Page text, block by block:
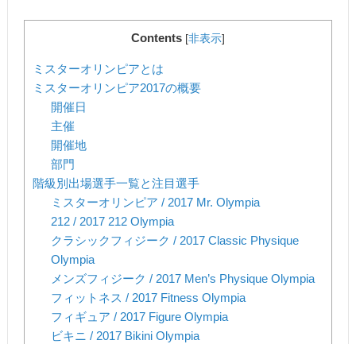
Contents [非表示]
ミスターオリンピアとは
ミスターオリンピア2017の概要
開催日
主催
開催地
部門
階級別出場選手一覧と注目選手
ミスターオリンピア / 2017 Mr. Olympia
212 / 2017 212 Olympia
クラシックフィジーク / 2017 Classic Physique
Olympia
メンズフィジーク / 2017 Men’s Physique Olympia
フィットネス / 2017 Fitness Olympia
フィギュア / 2017 Figure Olympia
ビキニ / 2017 Bikini Olympia